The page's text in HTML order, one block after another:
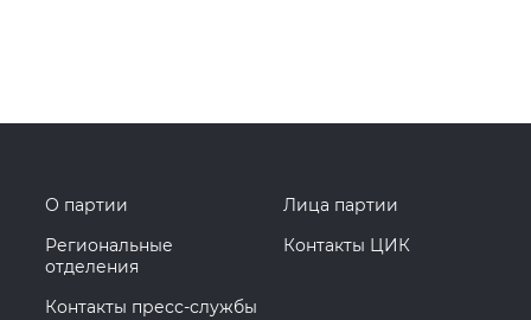
О партии
Лица партии
Региональные
отделения
Контакты ЦИК
Контакты пресс-службы